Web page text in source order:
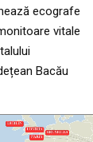
ecografe
vitale
Bacău